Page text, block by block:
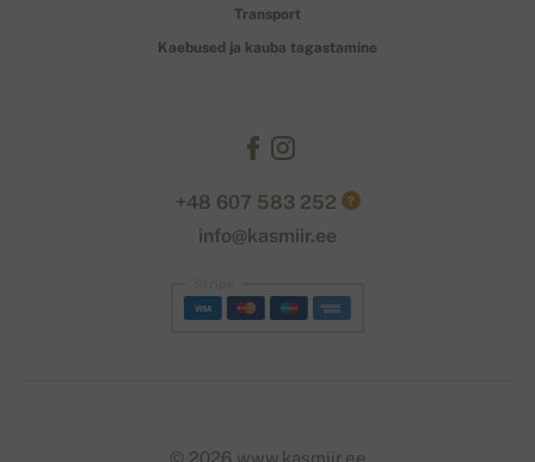
Transport
Kaebused ja kauba tagastamine
+48 607 583 252 ?
info@kasmiir.ee
© 2026 www.kasmiir.ee